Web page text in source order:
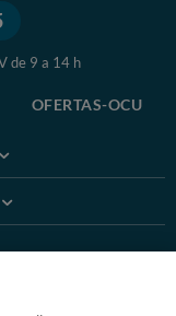
de 9 a 14 h
OFERTAS-OCU